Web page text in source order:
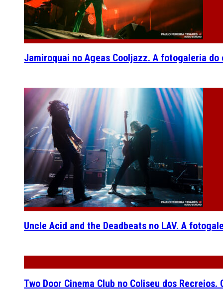
Jamiroquai no Ageas Cooljazz. A fotogaleria do
Uncle Acid and the Deadbeats no LAV. A
Two Door Cinema Club no Coliseu dos